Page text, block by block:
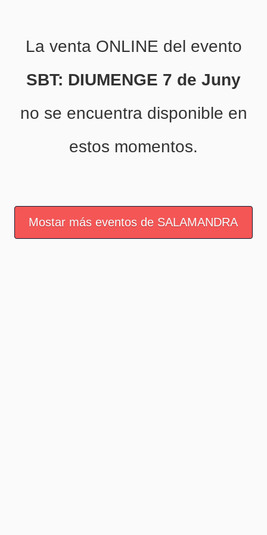
La venta ONLINE del evento
SBT: DIUMENGE 7 de Juny
no se encuentra disponible en
estos momentos.
Mostar más eventos de SALAMANDRA